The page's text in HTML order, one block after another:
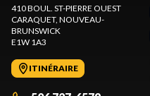
410 BOUL. ST-PIERRE OUEST
CARAQUET, NOUVEAU-
BRUNSWICK
E1W 1A3
ITINÉRAIRE